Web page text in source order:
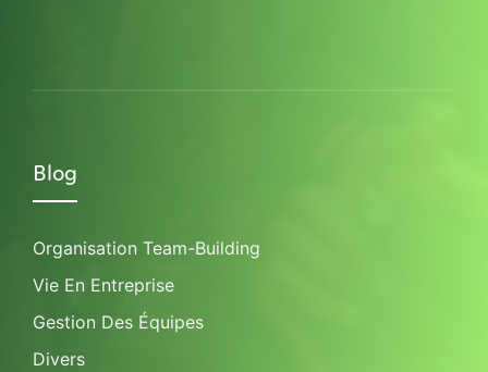
Blog
Organisation Team-Building
Vie En Entreprise
Gestion Des Équipes
Divers